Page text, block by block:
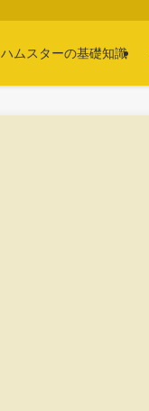
ハムスターの基礎知識